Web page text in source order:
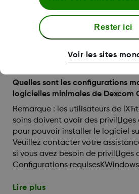
Logiciels et
compatibles
Quelles sont les configurations
logicielles minimales de Dexcom
Remarque : les utilisateurs de
soins doivent avoir des
pour pouvoir installer le logiciel
Veuillez contacter votre
si vous avez besoin de privilЏges
Configurations
Lire plus
Rester ici
Voir les sites